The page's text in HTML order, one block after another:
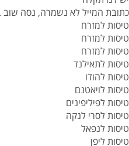
כתובת המייל לא נשמרה, נסה שוב
טיסות למזרח
טיסות למזרח
טיסות למזרח
טיסות לתאילנד
טיסות להודו
טיסות לויאטנם
טיסות לפיליפינים
טיסות לסרי לנקה
טיסות לנפאל
טיסות ליפן